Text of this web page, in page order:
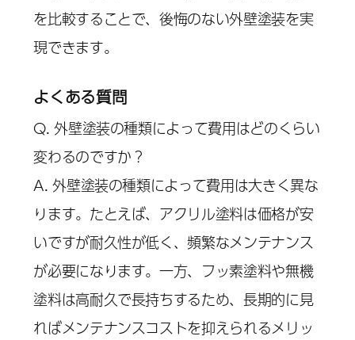
を比較することで、後悔のない外壁塗装を実
現できます。
よくある質問
Q. 外壁塗装の種類によって費用はどのくらい
変わるのですか？
A. 外壁塗装の種類によって費用は大きく異な
ります。たとえば、アクリル塗料は価格が安
いですが耐久性が低く、頻繁なメンテナンス
が必要になります。一方、フッ素塗料や無機
塗料は高耐久で長持ちするため、長期的に見
ればメンテナンスコストを抑えられるメリッ